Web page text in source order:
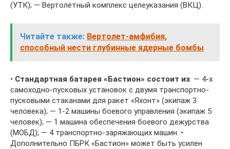
(УТК); — Вертолётный комплекс целеуказания (ВКЦ).
Читайте также: Вертолет-амфибия,
способный нести глубинные ядерные бомбы
• Стандартная батарея «Бастион» состоит из: — 4-х
самоходно-пусковых установок с двумя транспортно-
пусковыми стаканами для ракет «Яхонт» (экипаж 3
человека); — 1-2 машины боевого управления (экипаж 5
человек); — 1 машина обеспечения боевого дежурства
(МОБД); — 4 транспортно-заряжающих машин. •
Дополнительно ПБРК «Бастион» может быть усилен